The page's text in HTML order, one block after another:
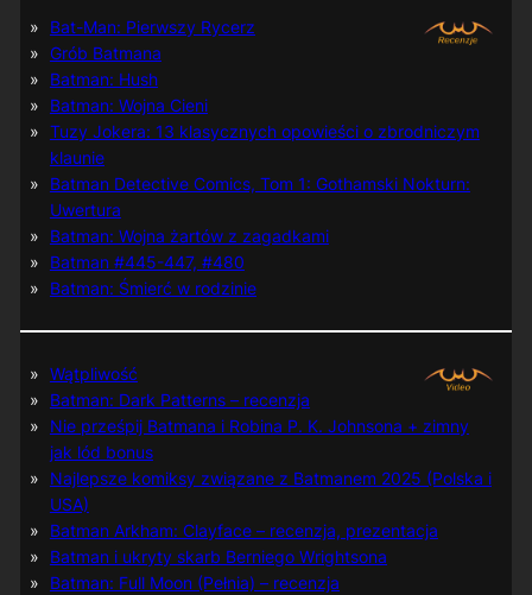
Bat-Man: Pierwszy Rycerz
Grób Batmana
Batman: Hush
Batman: Wojna Cieni
Tuzy Jokera: 13 klasycznych opowieści o zbrodniczym
klaunie
Batman Detective Comics, Tom 1: Gothamski Nokturn:
Uwertura
Batman: Wojna żartów z zagadkami
Batman #445-447, #480
Batman: Śmierć w rodzinie
Wątpliwość
Batman: Dark Patterns – recenzja
Nie prześpij Batmana i Robina P. K. Johnsona + zimny
jak lód bonus
Najlepsze komiksy związane z Batmanem 2025 (Polska i
USA)
Batman Arkham: Clayface – recenzja, prezentacja
Batman i ukryty skarb Berniego Wrightsona
Batman: Full Moon (Pełnia) – recenzja